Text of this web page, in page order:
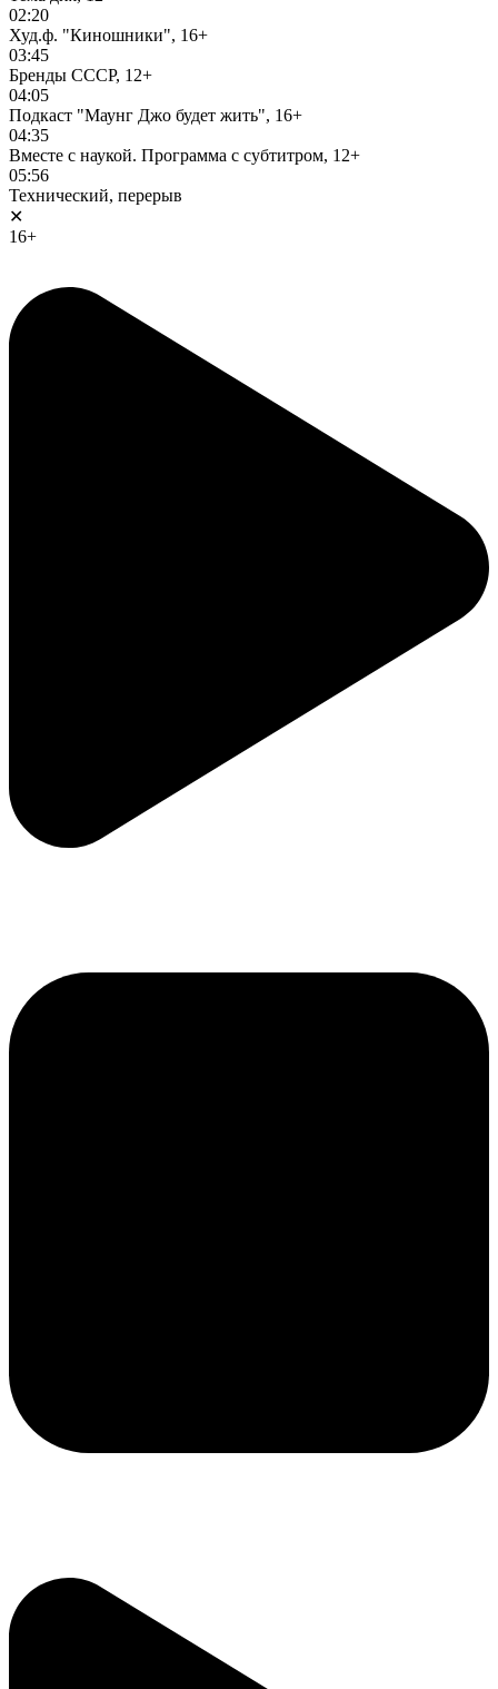
02:20
Худ.ф. "Киношники", 16+
03:45
Бренды СССР, 12+
04:05
Подкаст "Маунг Джо будет жить", 16+
04:35
Вместе с наукой. Программа с субтитром, 12+
05:56
Технический, перерыв
✕
16+